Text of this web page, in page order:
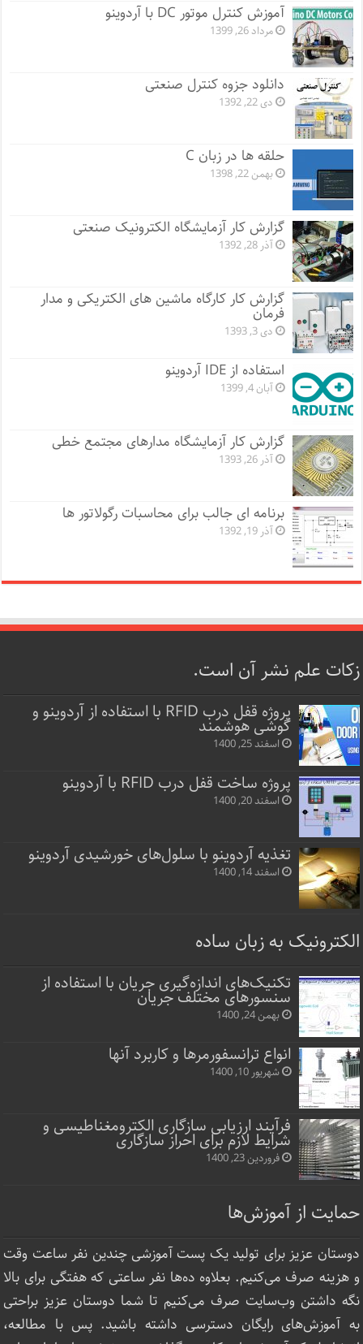
آموزش کنترل موتور DC با آردوینو
مرداد 26, 1399
دانلود جزوه کنترل صنعتی
دی 22, 1392
حلقه ها در زبان C
بهمن 22, 1398
گزارش کار آزمایشگاه الکترونیک صنعتی
آذر 28, 1392
گزارش کار کارگاه ماشین های الکتریکی و مدار
فرمان
دی 3, 1393
استفاده از IDE آردوینو
آبان 4, 1399
گزارش کار آزمایشگاه مدارهای مجتمع خطی
آذر 26, 1393
برنامه ای جالب برای محاسبات رگولاتور ها
آذر 19, 1392
زکات علم نشر آن است.
پروژه قفل‌ درب RFID با استفاده از آردوینو و
گوشی هوشمند
اسفند 25, 1400
پروژه ساخت قفل‌ درب RFID با آردوینو
اسفند 20, 1400
تغذیه آردوینو با سلول‌های خورشیدی آردوینو
اسفند 14, 1400
الکترونیک به زبان ساده
تکنیک‌های اندازه‌گیری جریان با استفاده از
سنسورهای مختلف جریان
بهمن 24, 1400
انواع ترانسفورمرها و کاربرد آنها
شهریور 10, 1400
فرآیند ارزیابی سازگاری الکترومغناطیسی و
شرایط لازم برای احراز سازگاری
فروردین 23, 1400
حمایت از آموزش‌ها
دوستان عزیز برای تولید یک پست آموزشی چندین نفر ساعت‌ وقت
و هزینه صرف می‌کنیم. بعلاوه ده‌ها نفر ساعتی که هفتگی برای بالا
نگه داشتن وب‌سایت صرف ‌می‌کنیم تا شما دوستان عزیز براحتی
به آموزش‌های رایگان دسترسی داشته باشید. پس با مطالعه،